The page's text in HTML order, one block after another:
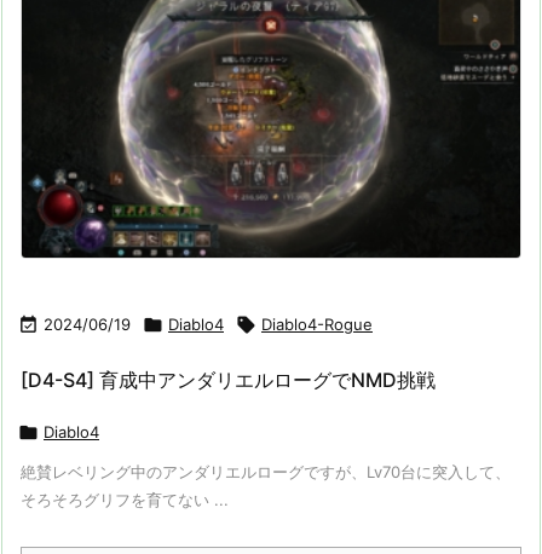
 2024/06/19  Diablo4  Diablo4-Rogue
[D4-S4] 育成中アンダリエルローグでNMD挑戦
 Diablo4
絶賛レベリング中のアンダリエルローグですが、Lv70台に突入して、
そろそろグリフを育てない ...